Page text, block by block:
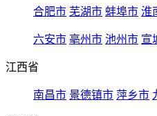
合肥市 芜湖市 蚌埠市 淮
六安市 亳州市 池州市 宣
江西省
南昌市 景德镇市 萍乡市